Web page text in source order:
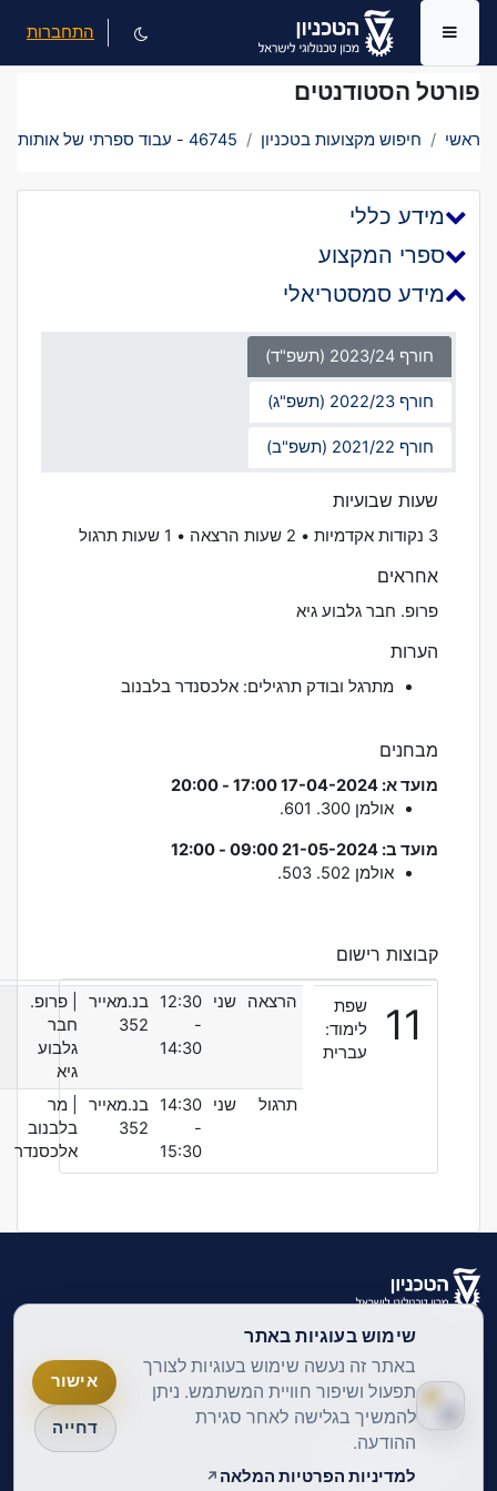
דילוג לתוכן הראשי
פורטל הסטודנטים
ראשי חיפוש מקצועות בטכניון 46745 - עבוד ספרתי של אותות
מידע כללי
ספרי המקצוע
מידע סמסטריאלי
חורף 2023/24 (תשפ"ד)
חורף 2022/23 (תשפ"ג)
חורף 2021/22 (תשפ"ב)
שעות שבועיות
3 נקודות אקדמיות • 2 שעות הרצאה • 1 שעות תרגול
אחראים
פרופ. חבר גלבוע גיא
הערות
מתרגל ובודק תרגילים: אלכסנדר בלבנוב
מבחנים
מועד א: 17-04-2024 17:00 - 20:00
אולמן
מועד ב: 21-05-2024 09:00 - 12:00
אולמן
קבוצות רישום
11
שפת
לימוד:
עברית
הרצאה שני
12:30
-
14:30
בנ.מאייר
352
| פרופ.
חבר
גלבוע
גיא
תרגול
שני
14:30
-
15:30
בנ.מאייר
352
| מר
בלבנוב
אלכסנדר
חלון סקירה צדדי התחברות
English ‎(en)‎
מדיניות הפרטיות
הצהרת נגישות
שימוש בעוגיות באתר
באתר זה נעשה שימוש בעוגיות לצורך
תפעול ושיפור חוויית המשתמש. ניתן
להמשיך בגלישה לאחר סגירת
ההודעה.
למדיניות הפרטיות המלאה
אישור
דחייה